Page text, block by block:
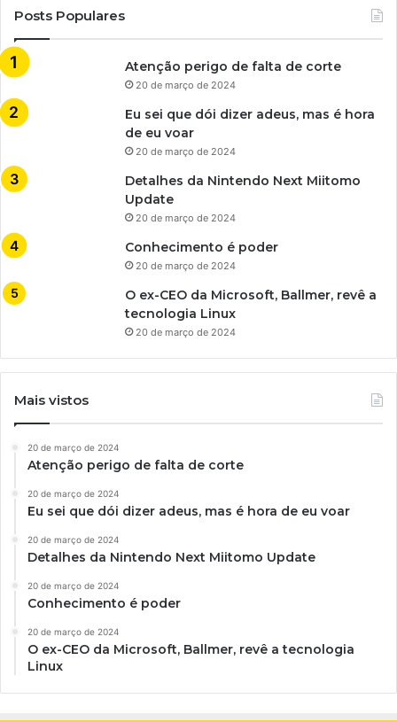
Posts Populares
Atenção perigo de falta de corte
20 de março de 2024
Eu sei que dói dizer adeus, mas é hora
de eu voar
20 de março de 2024
Detalhes da Nintendo Next Miitomo
Update
20 de março de 2024
Conhecimento é poder
20 de março de 2024
O ex-CEO da Microsoft, Ballmer, revê a
tecnologia Linux
20 de março de 2024
Mais vistos
20 de março de 2024
Atenção perigo de falta de corte
20 de março de 2024
Eu sei que dói dizer adeus, mas é hora de eu voar
20 de março de 2024
Detalhes da Nintendo Next Miitomo Update
20 de março de 2024
Conhecimento é poder
20 de março de 2024
O ex-CEO da Microsoft, Ballmer, revê a tecnologia
Linux